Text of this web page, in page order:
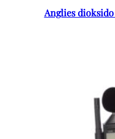
Anglies